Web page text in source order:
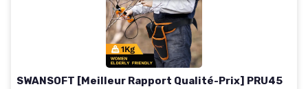
SWANSOFT [Meilleur Rapport Qualité-Prix] PRU45